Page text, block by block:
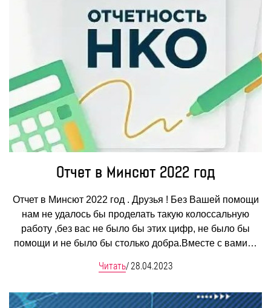
Отчет в Минсют 2022 год
Отчет в Минсют 2022 год . Друзья ! Без Вашей помощи
нам не удалось бы проделать такую колоссальную
работу ,без вас не было бы этих цифр, не было бы
помощи и не было бы столько добра.Вместе с вами…
Читать/28.04.2023